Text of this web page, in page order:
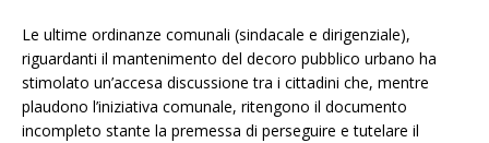
Le ultime ordinanze comunali (sindacale e dirigenziale),
riguardanti il mantenimento del decoro pubblico urbano ha
stimolato un’accesa discussione tra i cittadini che, mentre
plaudono l’iniziativa comunale, ritengono il documento
incompleto stante la premessa di perseguire e tutelare il